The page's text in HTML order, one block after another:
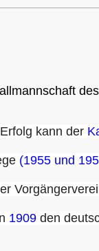
kann der
(1955 und
1909 den